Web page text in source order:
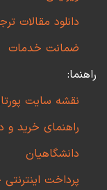
دانلود مقالات
ضمانت خدمات
راهنما:
نقشه سایت
راهنمای خرید و
دانشگاهیان
پرداخت